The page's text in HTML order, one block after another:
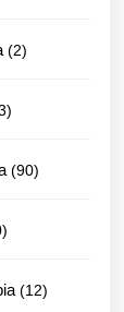
22
3
9090
0
1212